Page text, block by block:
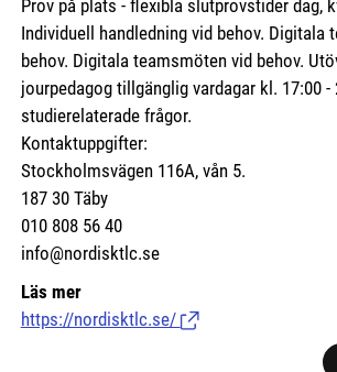
Prov på plats - flexibla slutprovstider dag,
Individuell handledning vid behov. Digitala
behov. Digitala teamsmöten vid behov.
jourpedagog tillgänglig vardagar kl. 17:00 -
studierelaterade frågor.
Kontaktuppgifter:
Stockholmsvägen 116A, vån 5.
187 30 Täby
010 808 56 40
info@nordisktlc.se
Läs mer
https://nordisktlc.se/ (Länk till extern sida.)